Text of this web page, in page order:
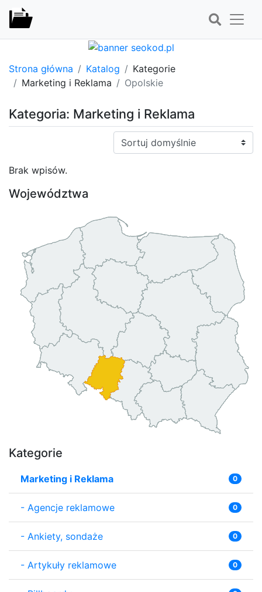
Strona główna Katalog
Kategorie
Marketing i Reklama
Opolskie
Kategoria: Marketing i Reklama
Sortuj:
Brak wpisów.
Województwa
Kategorie
Marketing i Reklama 0
- Agencje reklamowe 0
- Ankiety, sondaże 0
- Artykuły reklamowe 0